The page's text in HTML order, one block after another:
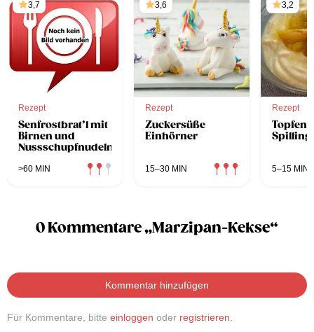
3,7
Rezept
Senfrostbrat’l mit
Birnen und
Nussschupfnudeln
>60 MIN
3,6
Rezept
Zuckersüße
Einhörner
15–30 MIN
3,2
Rezept
5–15 MIN
0 Kommentare „Marzipan-Kekse“
Kommentar hinzufügen
Für Kommentare, bitte einloggen oder registrieren